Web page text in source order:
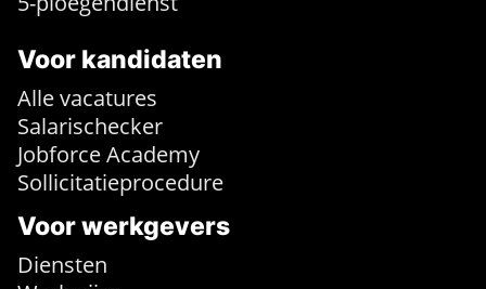
Voor kandidaten
Alle vacatures
Salarischecker
Jobforce Academy
Sollicitatieprocedure
Voor werkgevers
Diensten